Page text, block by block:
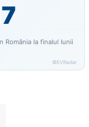
România la finalul lunii
©EVRadar